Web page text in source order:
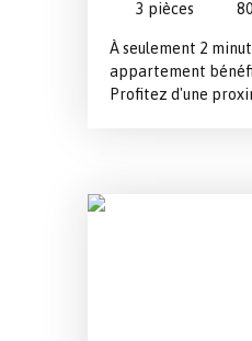
3 pièces
À seulement 2
appartement
Profitez d'une
Surface habitable :